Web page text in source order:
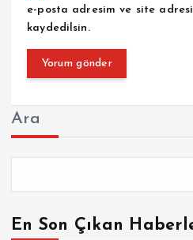
e-posta adresim ve site
kaydedilsin.
Ara
En Son Çıkan